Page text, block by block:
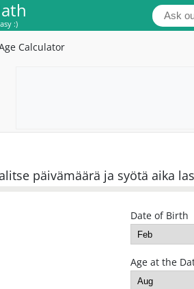
:)
Calculator
päivämäärä ja syötä aika
Date of Birth
Age at the